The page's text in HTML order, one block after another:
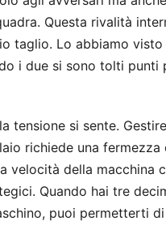
Questa rivalità
taglio. Lo abbiamo
i due si sono tolti punti
tensione si sente.
richiede una fermezza
velocità della macchina
Quando hai tre
puoi permetterti